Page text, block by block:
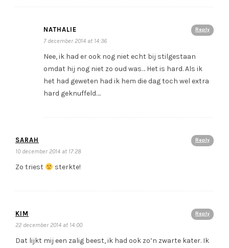
Reply
NATHALIE
7 december 2014 at 14:36
Nee, ik had er ook nog niet echt bij stilgestaan
omdat hij nog niet zo oud was… Het is hard. Als ik
het had geweten had ik hem die dag toch wel extra
hard geknuffeld….
Reply
SARAH
10 december 2014 at 17:28
Zo triest sterkte!
Reply
KIM
22 december 2014 at 14:00
Dat lijkt mij een zalig beest, ik had ook zo’n zwarte kater. Ik